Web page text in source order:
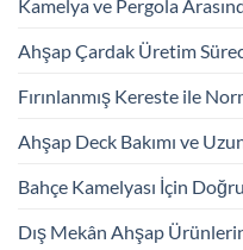
Kamelya ve Pergola
Ahşap Çardak Üretim
Fırınlanmış Kereste ile
Ahşap Deck Bakımı ve
Bahçe Kamelyası İçin
Dış Mekân Ahşap